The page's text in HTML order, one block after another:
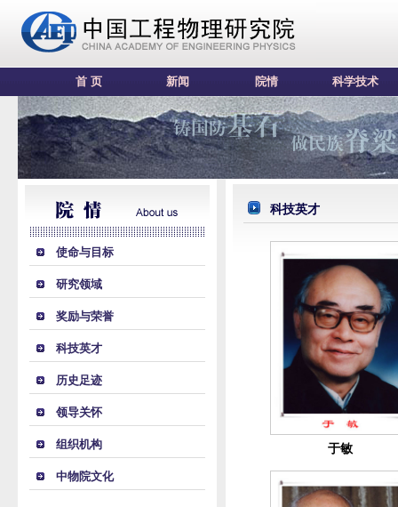
首 页 新闻 院情 科学技术
使命与目标
研究领域
奖励与荣誉
科技英才
历史足迹
领导关怀
组织机构
中物院文化
科技英才
于敏